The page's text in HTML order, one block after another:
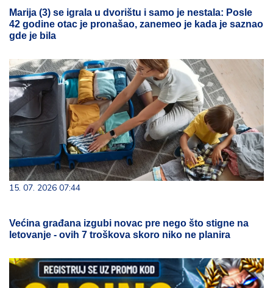
Marija (3) se igrala u dvorištu i samo je nestala: Posle
42 godine otac je pronašao, zanemeo je kada je saznao
gde je bila
15. 07. 2026 07:44
Većina građana izgubi novac pre nego što stigne na
letovanje - ovih 7 troškova skoro niko ne planira